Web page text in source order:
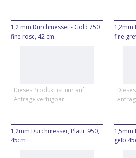
1,2 mm Durchmesser - Gold 750
fine rose, 42 cm
Dieses Produkt ist nur auf
Anfrage verfügbar.
1,2mm
fine
1,2mm Durchmesser, Platin 950,
45cm
1,5mm
gelb